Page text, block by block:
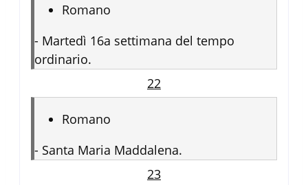
Romano
- Martedì 16a settimana del tempo
ordinario.
22
Romano
- Santa Maria Maddalena.
23